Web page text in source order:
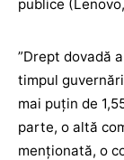
publice
”Drept dovadă
timpul
mai puțin de
parte, o altă
menționată, o